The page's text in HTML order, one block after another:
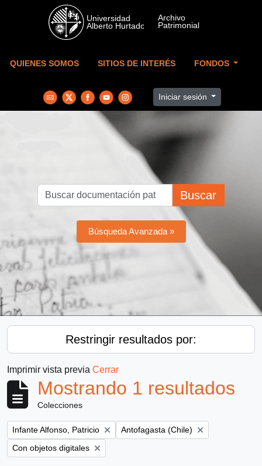
Skip to main content
QUIENES SOMOS SITIOS DE INTERÉS FONDOS
Iniciar sesión
Buscar
Búsqueda Avanzada »
Restringir resultados por:
Imprimir vista previa Cerrar
Mostrando 1 resultados
Colecciones
Remove filter:
Infante Alfonso, Patricio Remove filter:
Antofagasta (Chile)
Remove filter:
Con objetos digitales